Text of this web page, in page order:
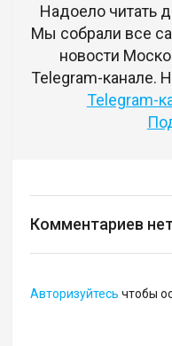
Надоело читать
Мы собрали все
новости
Telegram-канале.
Telegram-
Комментариев
Авторизуйтесь чтобы